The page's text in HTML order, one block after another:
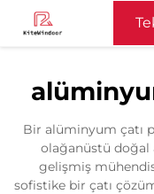
Destek
Bir alüminyum çatı
olağanüstü doğal
gelişmiş
sofistike bir çatı